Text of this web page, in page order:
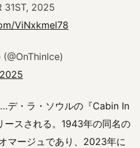
31ST, 2025
ViNxkmel78
デ・ラ・ソウルの『Cabin In
ースされる。1943年の同名の
マージュであり、2023年に